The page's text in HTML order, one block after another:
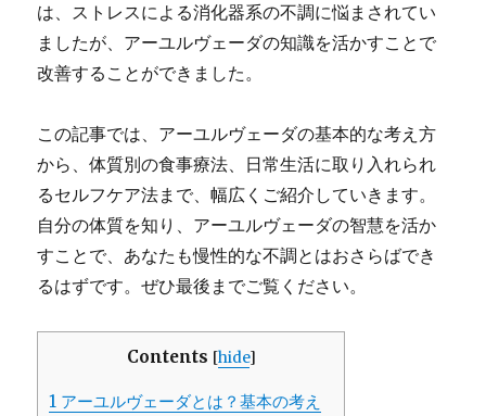
は、ストレスによる消化器系の不調に悩まされてい
ましたが、アーユルヴェーダの知識を活かすことで
改善することができました。
この記事では、アーユルヴェーダの基本的な考え方
から、体質別の食事療法、日常生活に取り入れられ
るセルフケア法まで、幅広くご紹介していきます。
自分の体質を知り、アーユルヴェーダの智慧を活か
すことで、あなたも慢性的な不調とはおさらばでき
るはずです。ぜひ最後までご覧ください。
Contents [hide]
1 アーユルヴェーダとは？基本の考え